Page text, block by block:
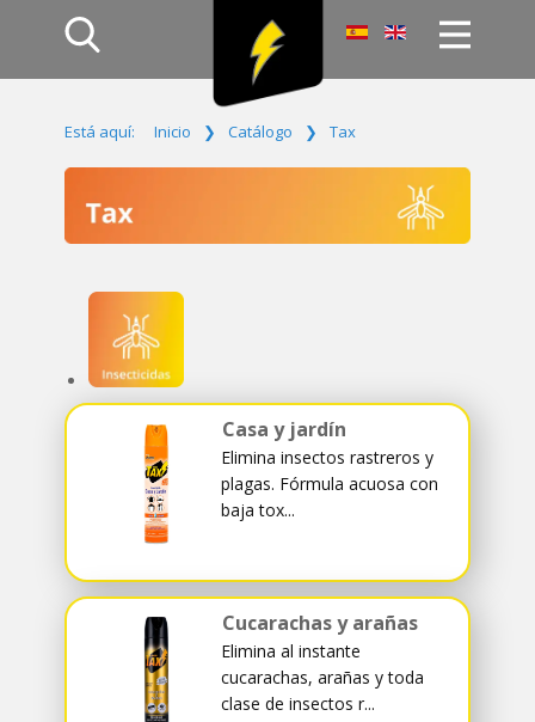
Productos
Campañas
Acceso
Está aquí: Inicio ❯ Catálogo ❯ Tax
Casa y jardín
Elimina insectos rastreros y
plagas. Fórmula acuosa con
baja tox...
Cucarachas y arañas
Elimina al instante
cucarachas, arañas y toda
clase de insectos r...